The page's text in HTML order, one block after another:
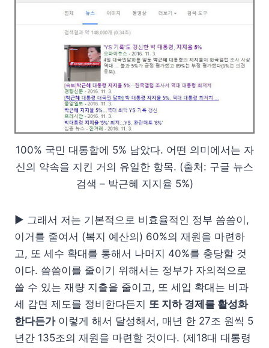
100% 국민 대통합에 5% 남았다. 어떤 의미에서는 자
신의 약속을 지킨 거의 유일한 항목. (출처: 구글 뉴스
검색 – 박근혜 지지율 5%)
▶ 그래서 저는 기본적으로 비효율적인 정부 씀씀이,
이거를 줄여서 (복지 예산의) 60%의 재원을 마련하
고, 또 세수 확대를 통해서 나머지 40%를 충당할 것
이다. 씀씀이를 줄이기 위해서는 정부가 자의적으로
쓸 수 있는 재량 지출을 줄이고, 또 세입 확대는 비과
세 감면 제도를 정비한다든지 또 지하 경제를 활성화
한다든가이렇게 해서 달성해서, 매년 한 27조 원씩 5
년간 135조의 재원을 마련할 것이다. (제18대 대통령